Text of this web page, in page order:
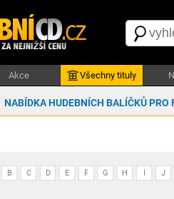
Akce Všechny tituly
NABÍDKA HUDEBNÍCH BALÍČKŮ PRO
B C D E F G H I J